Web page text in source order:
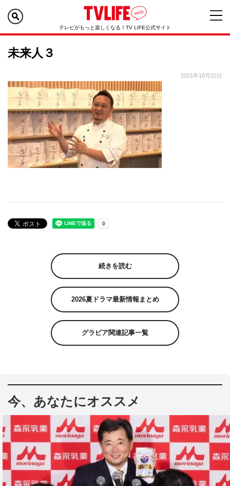
テレビがもっと楽しくなる！TV LIFE公式サイト
未来人３
2021年10月22日
続きを読む
2026夏ドラマ最新情報まとめ
グラビア関連記事一覧
今、あなたにオススメ